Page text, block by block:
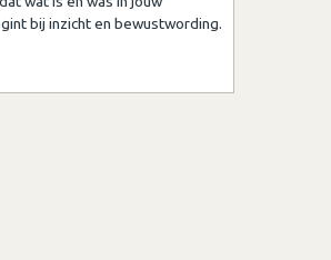
bij inzicht en bewustwording.